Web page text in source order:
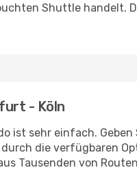
Shuttle handelt.
- Köln
ist sehr einfach.
die verfügbaren
Tausenden von